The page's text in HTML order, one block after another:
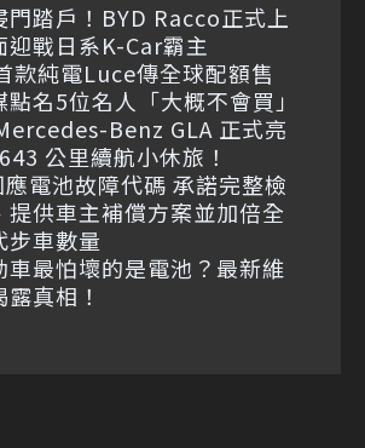
門踏戶！BYD Racco正式上
戰日系K-Car霸主
款純電Luce傳全球配額售
名5位名人「大概不會買」
Benz GLA 正式亮
公里續航小休旅！
電池故障代碼 承諾完整檢
提供車主補償方案並加倍全
步車數量
車最怕壞的是電池？最新維
真相！